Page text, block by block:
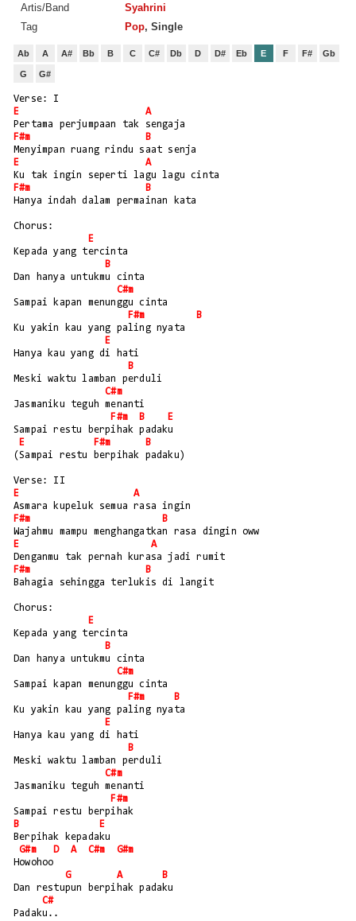
Artis/Band
Syahrini
Tag
Pop, Single
Ab A A# Bb B C C# Db D D# Eb E F F# Gb
G G#
Verse: I
E
A
Pertama perjumpaan tak sengaja
F#m
B
Menyimpan ruang rindu saat senja
E
A
Ku tak ingin seperti lagu lagu cinta
F#m
B
Hanya indah dalam permainan kata
Chorus:
E
Kepada yang tercinta
B
Dan hanya untukmu cinta
C#m
Sampai kapan menunggu cinta
F#m
B
Ku yakin kau yang paling nyata
E
Hanya kau yang di hati
B
Meski waktu lamban perduli
C#m
Jasmaniku teguh menanti
F#m
B
E
Sampai restu berpihak padaku
E
F#m
B
(Sampai restu berpihak padaku)
Verse: II
E
A
Asmara kupeluk semua rasa ingin
F#m
B
Wajahmu mampu menghangatkan rasa dingin oww
E
A
Denganmu tak pernah kurasa jadi rumit
F#m
B
Bahagia sehingga terlukis di langit
Chorus:
E
Kepada yang tercinta
B
Dan hanya untukmu cinta
C#m
Sampai kapan menunggu cinta
F#m
B
Ku yakin kau yang paling nyata
E
Hanya kau yang di hati
B
Meski waktu lamban perduli
C#m
Jasmaniku teguh menanti
F#m
Sampai restu berpihak
B
E
Berpihak kepadaku
G#m
D A C#m
G#m
Howohoo
G
A
B
Dan restupun berpihak padaku
C#
Padaku..